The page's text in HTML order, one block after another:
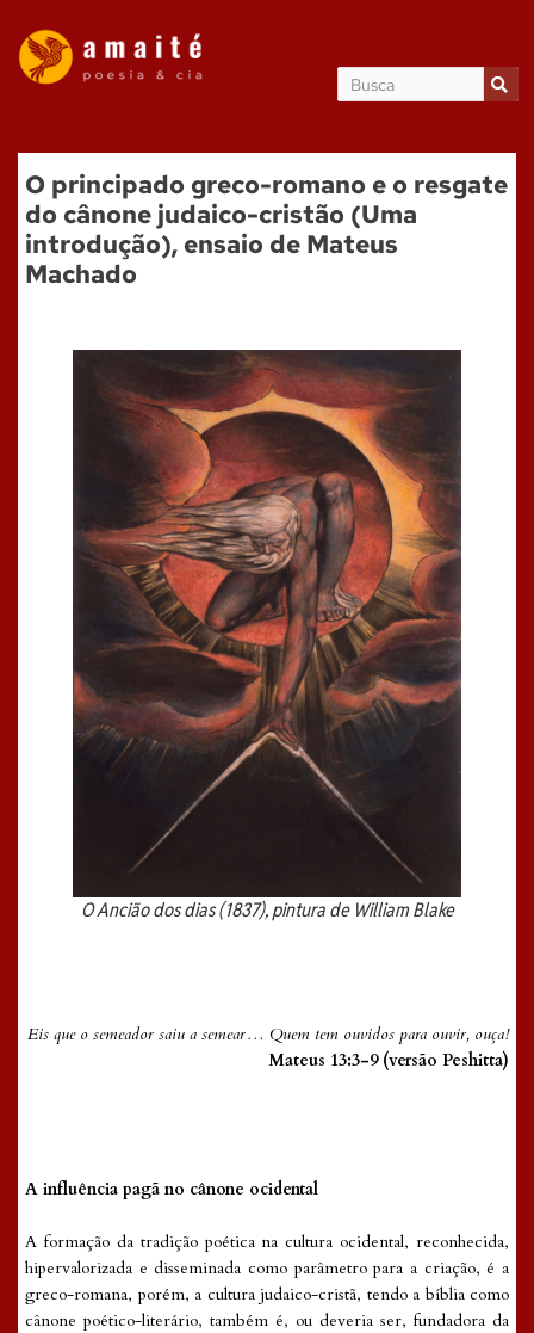
O principado greco-romano e o resgate
do cânone judaico-cristão (Uma
introdução), ensaio de Mateus
Machado
O Ancião dos dias (1837), pintura de William Blake
Eis que o semeador saiu a semear… Quem tem ouvidos para ouvir, ouça!
Mateus 13:3-9 (versão Peshitta)
A influência pagã no cânone ocidental
A formação da tradição poética na cultura ocidental, reconhecida,
hipervalorizada e disseminada como parâmetro para a criação, é a
greco-romana, porém, a cultura judaico-cristã, tendo a bíblia como
cânone poético-literário, também é, ou deveria ser, fundadora da